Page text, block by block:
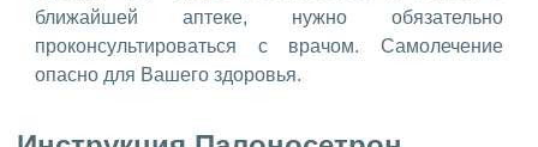
ближайшей аптеке, нужно обязательно
проконсультироваться с врачом. Самолечение
опасно для Вашего здоровья.